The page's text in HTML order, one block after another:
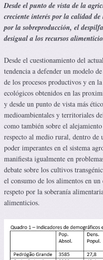
Desde el punto de vista de la
creciente interés por la calidad
por la sobreproducción, el
desigual a los recursos
Desde el cuestionamiento del
tendencia a defender un modelo
de los procesos productivos y en
ecológicos obtenidos en las
y desde un punto de vista más
medioambientales y territoriales
como también sobre el
respecto al medio rural, dentro de
poder imperantes en el sistema
manifiesta igualmente en
debate sobre los cultivos
el consumo de los alimentos en
respeto por la soberanía
alimenticios.